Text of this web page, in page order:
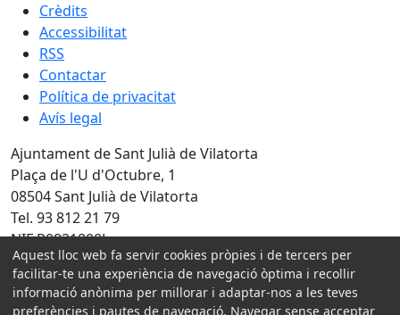
Crèdits
Accessibilitat
RSS
Contactar
Política de privacitat
Avís legal
Ajuntament de Sant Julià de Vilatorta
Plaça de l'U d'Octubre, 1
08504 Sant Julià de Vilatorta
Tel. 93 812 21 79
NIF P0821800J
Amb la col·laboració de:
Aquest lloc web fa servir cookies pròpies i de tercers per
facilitar-te una experiència de navegació òptima i recollir
informació anònima per millorar i adaptar-nos a les teves
preferències i pautes de navegació. Navegar sense acceptar